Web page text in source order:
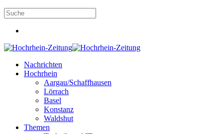
Nachrichten
Hochrhein
Aargau/Schaffhausen
Lörrach
Basel
Konstanz
Waldshut
Themen